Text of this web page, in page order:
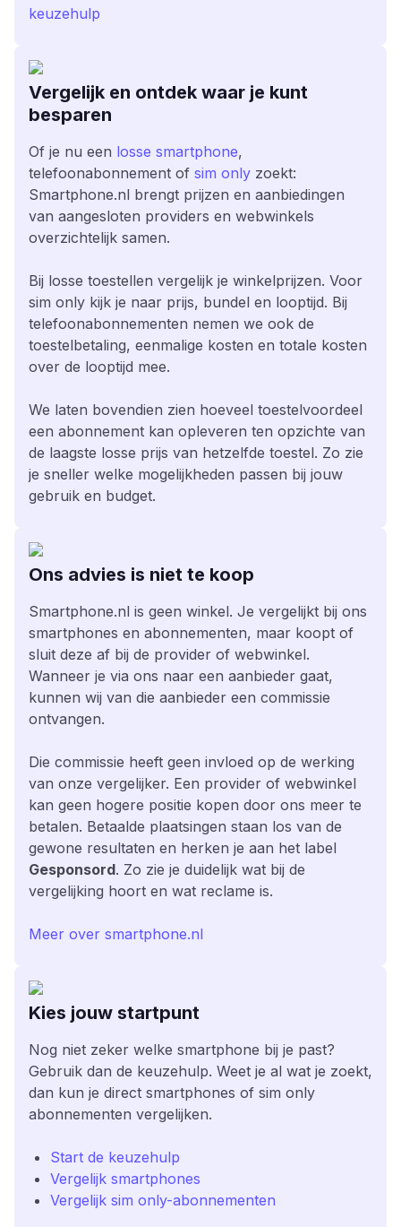
keuzehulp
Vergelijk en ontdek waar je kunt
besparen
Of je nu een losse smartphone,
telefoonabonnement of sim only zoekt:
Smartphone.nl brengt prijzen en aanbiedingen
van aangesloten providers en webwinkels
overzichtelijk samen.
Bij losse toestellen vergelijk je winkelprijzen. Voor
sim only kijk je naar prijs, bundel en looptijd. Bij
telefoonabonnementen nemen we ook de
toestelbetaling, eenmalige kosten en totale kosten
over de looptijd mee.
We laten bovendien zien hoeveel toestelvoordeel
een abonnement kan opleveren ten opzichte van
de laagste losse prijs van hetzelfde toestel. Zo zie
je sneller welke mogelijkheden passen bij jouw
gebruik en budget.
Ons advies is niet te koop
Smartphone.nl is geen winkel. Je vergelijkt bij ons
smartphones en abonnementen, maar koopt of
sluit deze af bij de provider of webwinkel.
Wanneer je via ons naar een aanbieder gaat,
kunnen wij van die aanbieder een commissie
ontvangen.
Die commissie heeft geen invloed op de werking
van onze vergelijker. Een provider of webwinkel
kan geen hogere positie kopen door ons meer te
betalen. Betaalde plaatsingen staan los van de
gewone resultaten en herken je aan het label
Gesponsord. Zo zie je duidelijk wat bij de
vergelijking hoort en wat reclame is.
Meer over smartphone.nl
Kies jouw startpunt
Nog niet zeker welke smartphone bij je past?
Gebruik dan de keuzehulp. Weet je al wat je zoekt,
dan kun je direct smartphones of sim only
abonnementen vergelijken.
Start de keuzehulp
Vergelijk smartphones
Vergelijk sim only-abonnementen